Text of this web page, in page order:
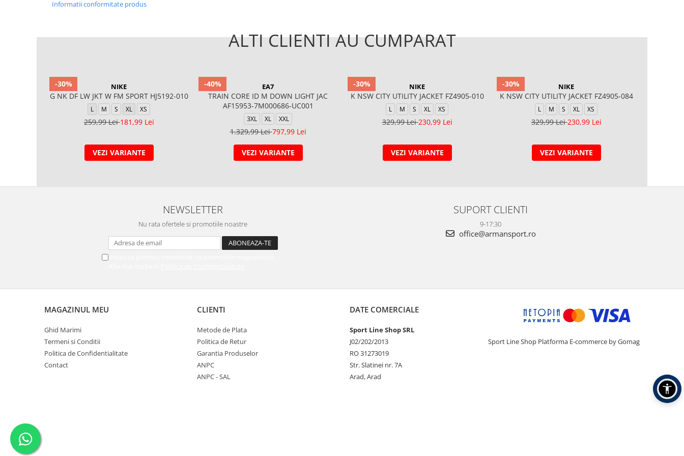
Informatii conformitate produs
ALTI CLIENTI AU CUMPARAT
-30% NIKE
G NK DF LW JKT W FM SPORT HJ5192-010
L M S XL XS
259,99 Lei181,99 Lei
VEZI VARIANTE
-40% EA7
TRAIN CORE ID M DOWN LIGHT JAC
AF15953-7M000686-UC001
3XL XL XXL
1.329,99 Lei797,99 Lei
VEZI VARIANTE
-30% NIKE
K NSW CITY UTILITY JACKET FZ4905-010
L M S XL XS
329,99 Lei230,99 Lei
VEZI VARIANTE
-30% NIKE
K NSW CITY UTILITY JACKET FZ4905-084
L M S XL XS
329,99 Lei230,99 Lei
VEZI VARIANTE
NEWSLETTER
Nu rata ofertele si promotiile noastre
Vreau sa primesc newsletter cu promotiile magazinului.
SUPORT CLIENTI
9-17:30
office@armansport.ro
MAGAZINUL MEU
Ghid Marimi
Termeni si Conditii
Politica de Confidentialitate
Contact
CLIENTI
Metode de Plata
Politica de Retur
Garantia Produselor
ANPC
ANPC - SAL
DATE COMERCIALE
Sport Line Shop SRL
J02/202/2013
RO 31273019
Str. Slatinei nr. 7A
Arad, Arad
Sport Line Shop Platforma E-commerce by Gomag